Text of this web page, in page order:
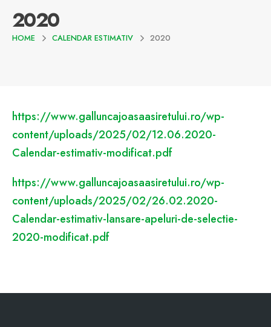
2020
HOME CALENDAR ESTIMATIV 2020
https://www.galluncajoasaasiretului.ro/wp-
content/uploads/2025/02/12.06.2020-
Calendar-estimativ-modificat.pdf
https://www.galluncajoasaasiretului.ro/wp-
content/uploads/2025/02/26.02.2020-
Calendar-estimativ-lansare-apeluri-de-selectie-
2020-modificat.pdf